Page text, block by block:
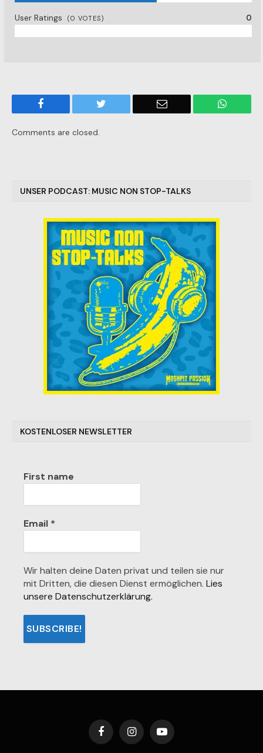
User Ratings (0 VOTES) 0
Email
Comments are closed.
UNSER PODCAST: MUSIC NON STOP-TALKS
KOSTENLOSER NEWSLETTER
First name
Email *
Wir halten deine Daten privat und teilen sie nur
mit Dritten, die diesen Dienst ermöglichen. Lies
unsere Datenschutzerklärung.
FacebookInstagramYouTube